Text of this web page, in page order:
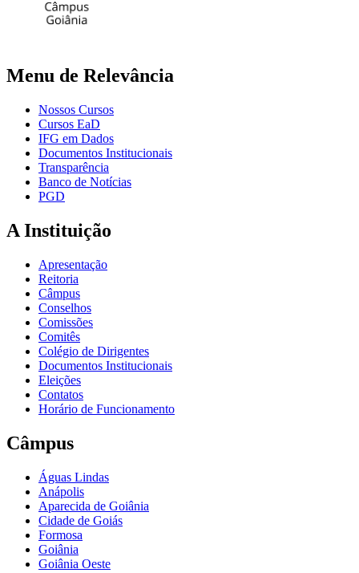
Menu de Relevância
Nossos Cursos
Cursos EaD
IFG em Dados
Documentos Institucionais
Transparência
Banco de Notícias
PGD
A Instituição
Apresentação
Reitoria
Câmpus
Conselhos
Comissões
Comitês
Colégio de Dirigentes
Documentos Institucionais
Eleições
Contatos
Horário de Funcionamento
Câmpus
Águas Lindas
Anápolis
Aparecida de Goiânia
Cidade de Goiás
Formosa
Goiânia
Goiânia Oeste